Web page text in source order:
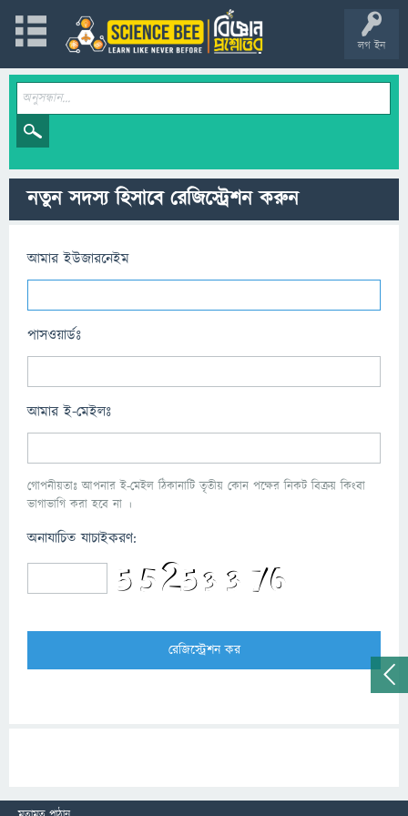
লগ ইন
নতুন সদস্য হিসাবে রেজিস্ট্রেশন করুন
আমার ইউজারনেইম
পাসওয়ার্ডঃ
আমার ই-মেইলঃ
গোপনীয়তাঃ আপনার ই-মেইল ঠিকানাটি তৃতীয় কোন পক্ষের নিকট বিক্রয় কিংবা
ভাগাভাগি করা হবে না ।
অনাযাচিত যাচাইকরণ: